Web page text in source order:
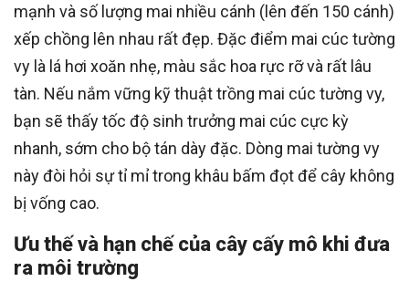
mạnh và số lượng mai nhiều cánh (lên đến 150 cánh)
xếp chồng lên nhau rất đẹp. Đặc điểm mai cúc tường
vy là lá hơi xoăn nhẹ, màu sắc hoa rực rỡ và rất lâu
tàn. Nếu nắm vững kỹ thuật trồng mai cúc tường vy,
bạn sẽ thấy tốc độ sinh trưởng mai cúc cực kỳ
nhanh, sớm cho bộ tán dày đặc. Dòng mai tường vy
này đòi hỏi sự tỉ mỉ trong khâu bấm đọt để cây không
bị vống cao.
Ưu thế và hạn chế của cây cấy mô khi đưa
ra môi trường